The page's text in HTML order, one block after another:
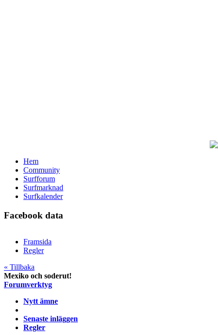
Hem
Community
Surfforum
Surfmarknad
Surfkalender
Facebook data
Framsida
Regler
« Tillbaka
Mexiko och soderut!
Forumverktyg
Nytt ämne
Senaste inläggen
Regler